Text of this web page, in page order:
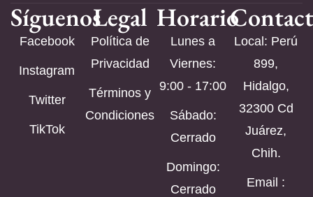
Síguenos
Facebook
Instagram
Twitter
TikTok
Legal
Política de
Privacidad
Términos y
Condiciones
Horario
Lunes a
Viernes:
9:00 - 17:00
Sábado:
Cerrado
Domingo:
Cerrado
Local: Perú
899,
Hidalgo,
32300 Cd
Juárez,
Chih.
Email :